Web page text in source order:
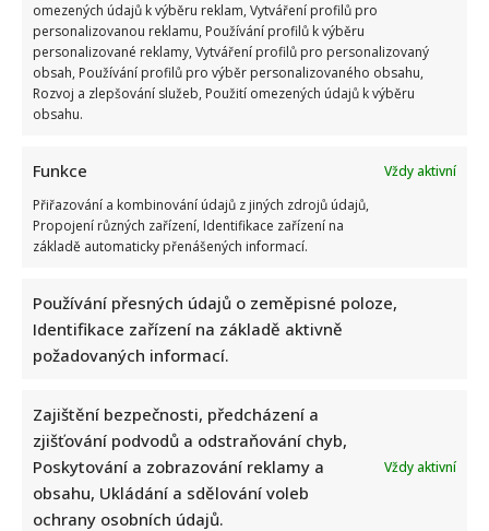
omezených údajů k výběru reklam, Vytváření profilů pro
personalizovanou reklamu, Používání profilů k výběru
personalizované reklamy, Vytváření profilů pro personalizovaný
obsah, Používání profilů pro výběr personalizovaného obsahu,
Rozvoj a zlepšování služeb, Použití omezených údajů k výběru
obsahu.
Funkce
Vždy aktivní
Přiřazování a kombinování údajů z jiných zdrojů údajů,
Propojení různých zařízení, Identifikace zařízení na
základě automaticky přenášených informací.
Používání přesných údajů o zeměpisné poloze,
Identifikace zařízení na základě aktivně
požadovaných informací.
Zajištění bezpečnosti, předcházení a
zjišťování podvodů a odstraňování chyb,
Poskytování a zobrazování reklamy a
obsahu, Ukládání a sdělování voleb
ochrany osobních údajů.
Vždy aktivní
Fotokvíz o českých hercích: 10 fotografií prověří, kdo zná
slavné tváře domácího filmu opravdu dokonale
Jak dnes žijí členové kapely Maxim Turbulenc: Stále jezdí po
Eva Holubová rozjela s dcerou nový podcast: „Radši budu
zastydlá puberťačka než zaprděná důchodkyně“